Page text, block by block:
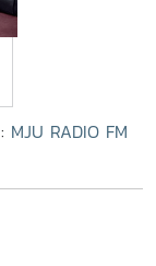
MJU RADIO FM